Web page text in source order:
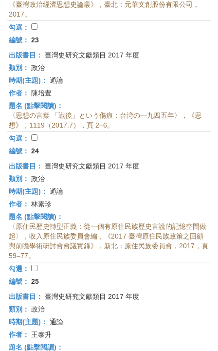
《臺灣政治經濟思想史論叢》，臺北：元華文創股份有限公司，
2017。
勾選：
編號： 23
出版書目： 臺灣史研究文獻類目 2017 年度
類別： 政治
時期(主題)： 通論
作者：
陳培豊
題名 (點擊閱讀)：
〈思想の言葉 「戦後」という傷痕：台湾の一九四五年〉，《思
想》，1119（2017.7），頁 2–6。
勾選：
編號： 24
出版書目： 臺灣史研究文獻類目 2017 年度
類別： 政治
時期(主題)： 通論
作者： 林素珍
題名 (點擊閱讀)：
〈原住民歷史轉型正義：從一個有原住民族歷史言說的記憶空間做
起〉，收入原住民族委員會編，《2017 臺灣原住民族政策之回顧
與前瞻學術研討會會議實錄》，新北：原住民族委員會，2017，頁
59–77。
勾選：
編號： 25
出版書目： 臺灣史研究文獻類目 2017 年度
類別： 政治
時期(主題)： 通論
作者：
王泰升
題名 (點擊閱讀)：